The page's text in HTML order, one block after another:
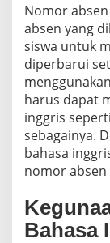
Nomor
absen yang
siswa untuk
diperbarui
harus dapat
inggris
sebagainya.
bahasa
nomor
Bahasa